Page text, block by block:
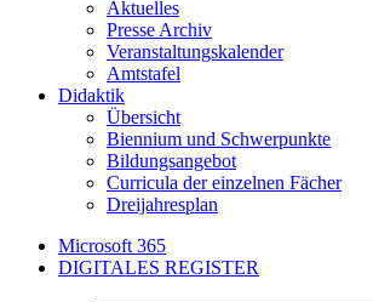
Aktuelles
Presse Archiv
Veranstaltungskalender
Amtstafel
Didaktik
Übersicht
Biennium und Schwerpunkte
Bildungsangebot
Curricula der einzelnen Fächer
Dreijahresplan
Microsoft 365
DIGITALES REGISTER